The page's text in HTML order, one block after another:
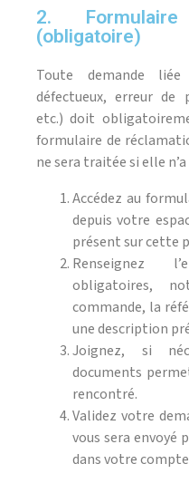
2.
(obligatoire)
Toute demande
défectueux, erreur de
etc.) doit
formulaire de
ne sera traitée si elle
Accédez au
depuis votre
présent sur cette
Renseignez
obligatoires,
commande, la
une description
Joignez, si
documents
rencontré.
Validez votre
vous sera envoyé
dans votre